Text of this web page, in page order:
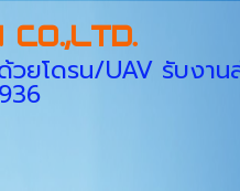
ยโดรน/UAV รับงาน